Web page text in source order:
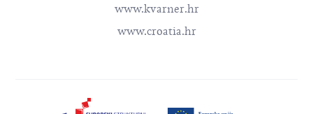
www.kvarner.hr
www.croatia.hr